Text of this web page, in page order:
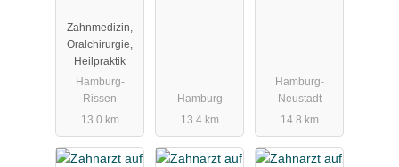
Zahnmedizin,
Oralchirurgie,
Heilpraktik
Hamburg-
Rissen
13.0 km
Hamburg
13.4 km
Hamburg-
Neustadt
14.8 km